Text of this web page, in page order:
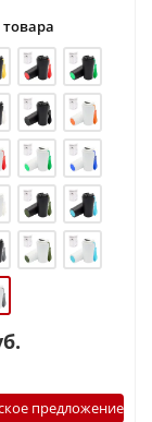
предложение